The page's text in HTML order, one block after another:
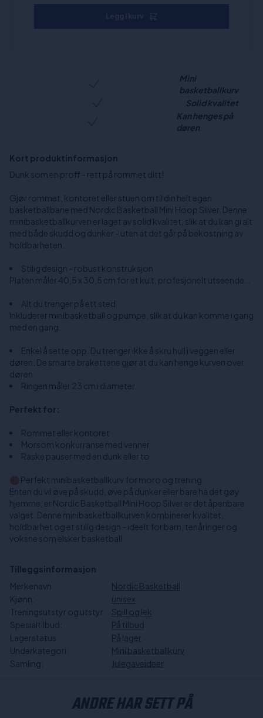
Mini
basketballkurv
Solid kvalitet
Kan henges på
døren
Kort produktinformasjon
Dunk som en proff - rett på rommet ditt!
Gjør rommet, kontoret eller stuen om til din helt egen
basketballbane med Nordic Basketball Mini Hoop Silver. Denne
minibasketballkurven er laget av solid kvalitet, slik at du kan gi alt
med både skudd og dunker - uten at det går på bekostning av
holdbarheten.
Stilig design - robust konstruksjon
Platen måler 40,5 x 30,5 cm for et kult, profesjonelt utseende. .
Alt du trenger på ett sted
Inkluderer minibasketball og pumpe, slik at du kan komme i gang
med en gang.
Enkel å sette opp. Du trenger ikke å skru hull i veggen eller
døren. De smarte brakettene gjør at du kan henge kurven over
døren.
Ringen måler 23 cm i diameter.
Perfekt for:
Rommet eller kontoret
Morsom konkurranse med venner
Raske pauser med en dunk eller to
🏀 Perfekt minibasketballkurv for moro og trening
Enten du vil øve på skudd, øve på dunker eller bare ha det gøy
hjemme, er Nordic Basketball Mini Hoop Silver er det åpenbare
valget. Denne minibasketballkurven kombinerer kvalitet,
holdbarhet og et stilig design - ideelt for barn, tenåringer og
voksne som elsker basketball.
Tilleggsinformasjon
Merkenavn:
Nordic Basketball
Kjønn:
unisex
Treningsutstyr og utstyr:
Spill og lek
Spesialtilbud:
På tilbud
Lagerstatus:
På lager
Underkategori:
Mini basketballkurv
Samling:
Julegaveideer
ANDRE HAR SETT PÅ